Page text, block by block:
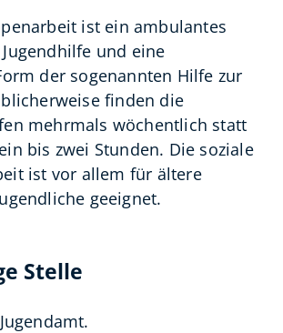
ist ein ambulantes
und eine
der sogenannten Hilfe zur
finden die
mehrmals wöchentlich statt
bis zwei Stunden. Die soziale
ist vor allem für ältere
geeignet.
Stelle